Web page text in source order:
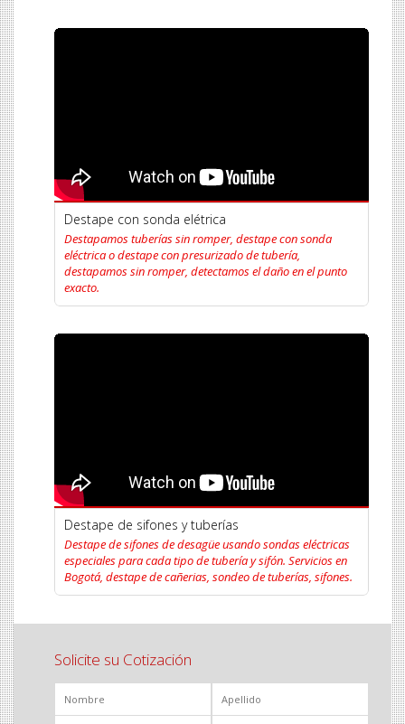
Destape con sonda elétrica
Destapamos tuberías sin romper, destape con sonda
eléctrica o destape con presurizado de tubería,
destapamos sin romper, detectamos el daño en el punto
exacto.
Destape de sifones y tuberías
Destape de sifones de desagüe usando sondas eléctricas
especiales para cada tipo de tubería y sifón. Servicios en
Bogotá, destape de cañerias, sondeo de tuberías, sifones.
Solicite su Cotización